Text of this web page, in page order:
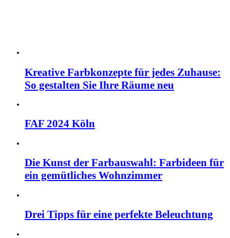
Kreative Farbkonzepte für jedes Zuhause:
So gestalten Sie Ihre Räume neu
FAF 2024 Köln
Die Kunst der Farbauswahl: Farbideen für
ein gemütliches Wohnzimmer
Drei Tipps für eine perfekte Beleuchtung